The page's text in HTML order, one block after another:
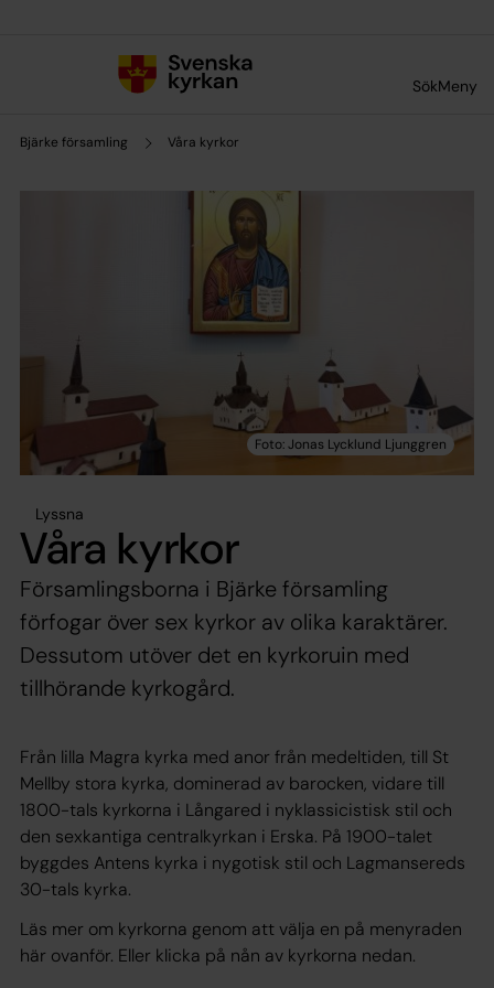
SökMeny
Bjärke församling Våra kyrkor
Lyssna
Våra kyrkor
Församlingsborna i Bjärke församling
förfogar över sex kyrkor av olika karaktärer.
Dessutom utöver det en kyrkoruin med
tillhörande kyrkogård.
Från lilla Magra kyrka med anor från medeltiden, till St
Mellby stora kyrka, dominerad av barocken, vidare till
1800-tals kyrkorna i Långared i nyklassicistisk stil och
den sexkantiga centralkyrkan i Erska. På 1900-talet
byggdes Antens kyrka i nygotisk stil och Lagmansereds
30-tals kyrka.
Läs mer om kyrkorna genom att välja en på menyraden
här ovanför. Eller klicka på nån av kyrkorna nedan.